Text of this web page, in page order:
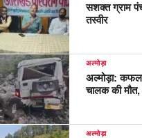
सशक्त ग्राम
तस्वीर
अल्मोड़ा
अल्मोड़ा:
चालक की
अल्मोड़ा